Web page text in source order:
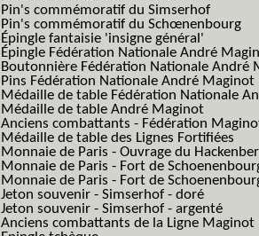
Pin's commémoratif du Simserhof
Pin's commémoratif du Schœnenbourg
Épingle fantaisie 'insigne général'
Épingle Fédération Nationale André
Boutonnière Fédération Nationale André
Pins Fédération Nationale André Maginot
Médaille de table Fédération Nationale
Médaille de table André Maginot
Anciens combattants - Fédération
Médaille de table des Lignes Fortifiées
Monnaie de Paris - Ouvrage du
Monnaie de Paris - Fort de
Monnaie de Paris - Fort de
Jeton souvenir - Simserhof - doré
Jeton souvenir - Simserhof - argenté
Anciens combattants de la Ligne Maginot